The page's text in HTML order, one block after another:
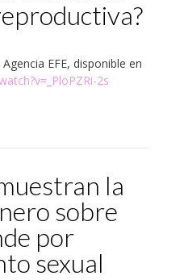
EFE, disponible en
2s
la
sobre
por
sexual